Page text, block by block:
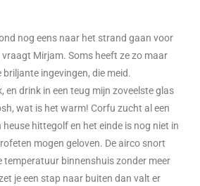
nog eens naar het strand gaan voor
vraagt Mirjam. Soms heeft ze zo maar
ingevingen, die meid.
en drink in een teug mijn zoveelste glas
wat is het warm! Corfu zucht al een
heuse hittegolf en het einde is nog niet in
mogen geloven. De airco snort
temperatuur binnenshuis zonder meer
je een stap naar buiten dan valt er